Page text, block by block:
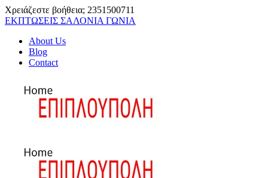
Χρειάζεστε βοήθεια; 2351500711
ΕΚΠΤΩΣΕΙΣ ΣΑΛΟΝΙΑ ΓΩΝΙΑ
About Us
Blog
Contact